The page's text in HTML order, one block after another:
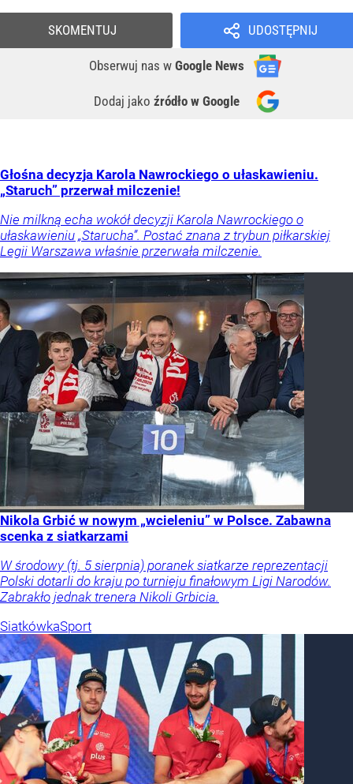
UDOSTĘPNIJ
Obserwuj nas w Google News
Dodaj jako źródło w Google
SKOMENTUJ
Głośna decyzja Karola Nawrockiego o ułaskawieniu.
„Staruch” przerwał milczenie!
Nie milkną echa wokół decyzji Karola Nawrockiego o
ułaskawieniu „Starucha”. Postać znana z trybun piłkarskiej
Legii Warszawa właśnie przerwała milczenie.
Nikola Grbić w nowym „wcieleniu” w Polsce. Zabawna
scenka z siatkarzami
W środowy (tj. 5 sierpnia) poranek siatkarze reprezentacji
Polski dotarli do kraju po turnieju finałowym Ligi Narodów.
Zabrakło jednak trenera Nikoli Grbicia.
SiatkówkaSport